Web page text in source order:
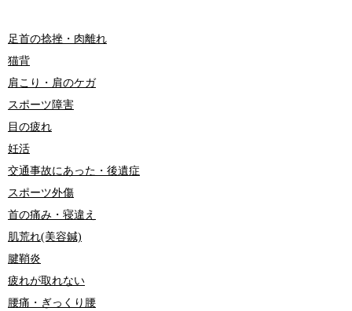
足首の捻挫・肉離れ
猫背
肩こり・肩のケガ
スポーツ障害
目の疲れ
妊活
交通事故にあった・後遺症
スポーツ外傷
首の痛み・寝違え
肌荒れ(美容鍼)
腱鞘炎
疲れが取れない
腰痛・ぎっくり腰